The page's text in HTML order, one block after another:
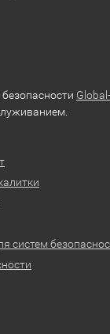
Global-
систем